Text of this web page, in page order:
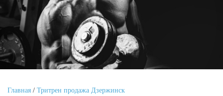
Главная / Тритрен продажа Дзержинск